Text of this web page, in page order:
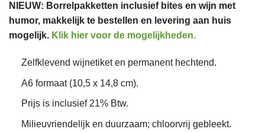
NIEUW: Borrelpakketten inclusief bites en wijn met
humor, makkelijk te bestellen en levering aan huis
mogelijk. Klik hier voor de mogelijkheden.
Zelfklevend wijnetiket en permanent hechtend.
A6 formaat (10,5 x 14,8 cm).
Prijs is inclusief 21% Btw.
Milieuvriendelijk en duurzaam; chloorvrij gebleekt.